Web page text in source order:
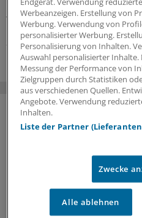
Herzerkrankung lindern. Die
Therapie ist vor allem für
27.07.2026
Endgerät. Verwendung
Werbeanzeigen. Erstellung von
Werbung. Verwendung von
personalisierter Werbung.
Personalisierung von Inhalten.
Auswahl personalisierter
Messung der Performance von
Zielgruppen durch Statistiken
aus verschiedenen Quellen.
Angebote. Verwendung
Inhalten.
Liste der Partner
Zwecke
Alle ablehnen